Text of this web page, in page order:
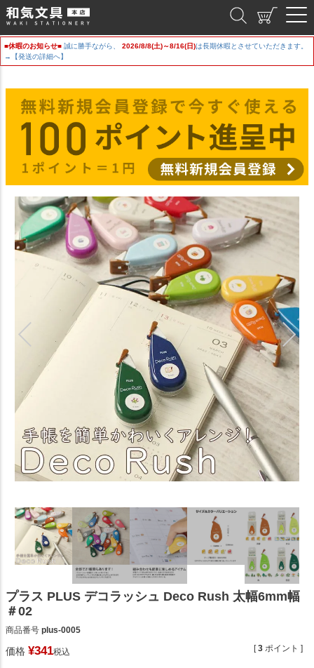
■休暇のお知らせ■ 誠に勝手ながら、 2026/8/8(土)～8/16(日)は長期休暇とさせていただきます。
→【発送の詳細へ】
プラス PLUS デコラッシュ Deco Rush 太幅6mm幅
＃02
商品番号 plus-0005
価格 ¥341税込 [3 ポイント ]